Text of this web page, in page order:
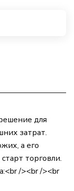
для
затрат.
а его
торговли.
/><br /><br